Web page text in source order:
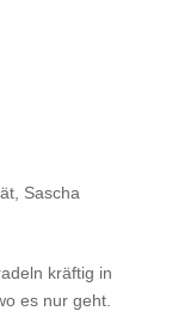
, Sascha
kräftig in
es nur geht.